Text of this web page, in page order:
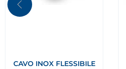
CAVO INOX FLESSIBILE